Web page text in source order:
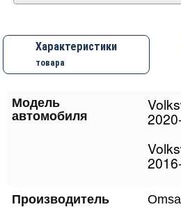
Характеристики
товара
Модель
автомобиля
Производитель